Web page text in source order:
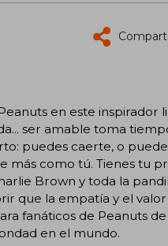
en este inspirador
ser amable toma
puedes caerte, o
más como tú. Tienes tu
Brown y toda la
que la empatía y el valor
fanáticos de Peanuts de
en el mundo.